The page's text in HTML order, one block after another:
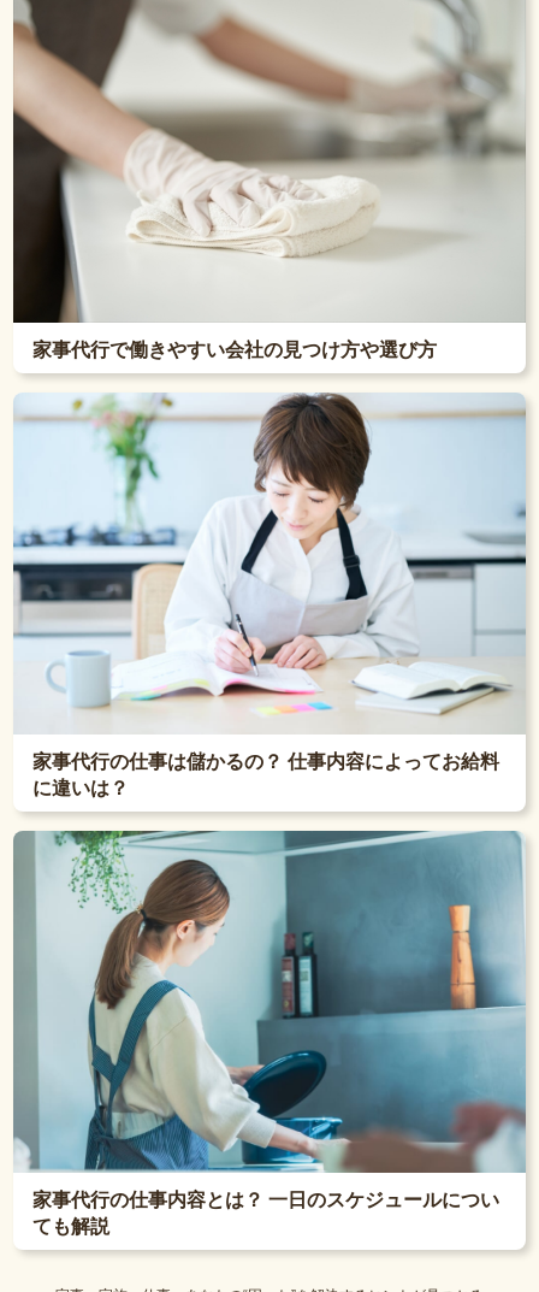
家事代行で働きやすい会社の見つけ方や選び方
家事代行の仕事は儲かるの？ 仕事内容によってお給料
に違いは？
家事代行の仕事内容とは？ 一日のスケジュールについ
ても解説